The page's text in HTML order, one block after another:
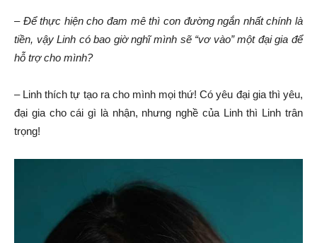
–Để thực hiện cho đam mê thì con đường ngắn nhất chính là
tiền, vậy Linh có bao giờ nghĩ mình sẽ “vơvào”một đại gia để
hỗ trợ cho mình?
– Linh thích tự tạo ra cho mình mọi thứ! Có yêu đại gia thì yêu,
đại gia cho cái gì là nhận, nhưng nghề của Linh thì Linh trân
trọng!